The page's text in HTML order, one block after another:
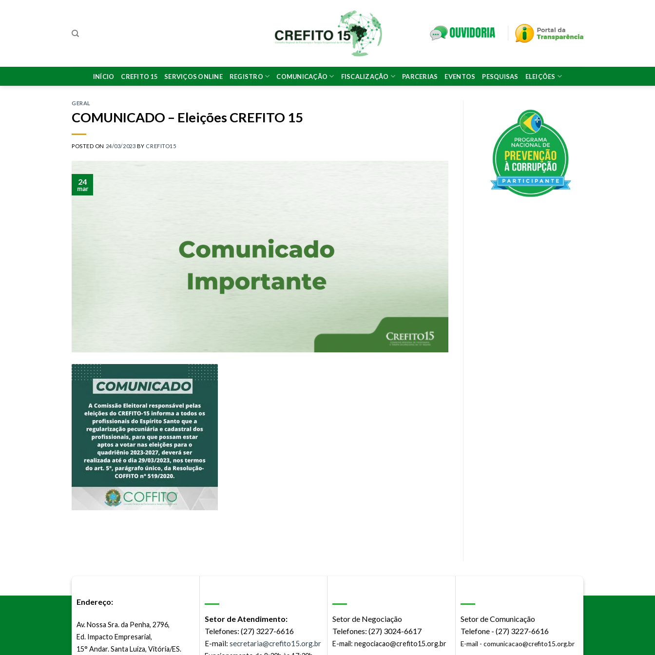
INÍCIO CREFITO 15 SERVIÇOS ONLINE REGISTRO COMUNICAÇÃO FISCALIZAÇÃO PARCERIAS EVENTOS PESQUISAS ELEIÇÕES
GERAL
COMUNICADO – Eleições CREFITO 15
POSTED ON 24/03/2023 BY CREFITO15
24
mar
Endereço:
Av. Nossa Sra. da Penha, 2796,
Ed. Impacto Empresarial,
15° Andar. Santa Luíza, Vitória/ES.
Setor de Atendimento:
Telefones: (27) 3227-6616
E-mail: secretaria@crefito15.org.br
Setor de Negociação
Telefones: (27) 3024-6617
E-mail: negociacao@crefito15.org.br
Setor de Comunicação
Telefone - (27) 3227-6616
E-mail - comunicacao@crefito15.org.br